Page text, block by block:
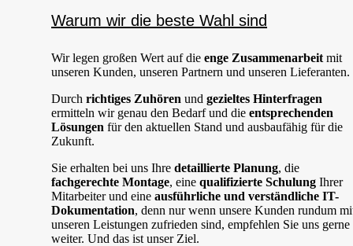
Warum wir die beste Wahl sind
Wir legen großen Wert auf die enge Zusammenarbeit mit
unseren Kunden, unseren Partnern und unseren Lieferanten.
Durch richtiges Zuhören und gezieltes Hinterfragen
ermitteln wir genau den Bedarf und die entsprechenden
Lösungen für den aktuellen Stand und ausbaufähig für die
Zukunft.
Sie erhalten bei uns Ihre detaillierte Planung, die
fachgerechte Montage, eine qualifizierte Schulung Ihrer
Mitarbeiter und eine ausführliche und verständliche IT-
Dokumentation, denn nur wenn unsere Kunden rundum
unseren Leistungen zufrieden sind, empfehlen Sie uns gerne
weiter. Und das ist unser Ziel.